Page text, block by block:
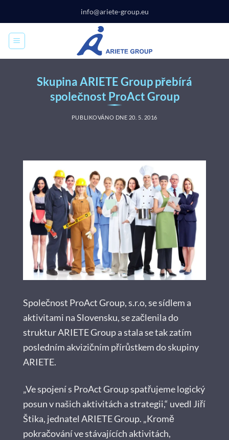
obsah
info@ariete-group.eu
Skupina ARIETE Group přebírá
společnost ProAct Group
PUBLIKOVÁNO DNE 20. 5. 2016
Společnost ProAct Group, s.r.o, se sídlem a
aktivitami na Slovensku, se začlenila do
struktur ARIETE Group a stala se tak zatím
posledním akvizičním přírůstkem do skupiny
ARIETE.
„Ve spojení s ProAct Group spatřujeme logický
posun v našich aktivitách a strategii,“ uvedl Jiří
Štika, jednatel ARIETE Group. „Kromě
pokračování ve stávajících aktivitách,